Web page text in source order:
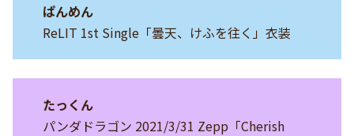
ぱんめん
ReLIT 1st Single「曇天、けふを往く」衣装
たっくん
パンダドラゴン 2021/3/31 Zepp「Cherish